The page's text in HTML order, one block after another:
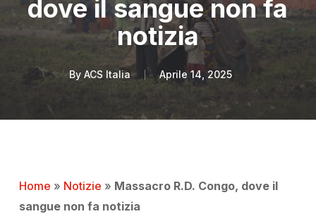
dove il sangue non fa
notizia
By ACS Italia Aprile 14, 2025
Home » Notizie » Massacro R.D. Congo, dove il
sangue non fa notizia